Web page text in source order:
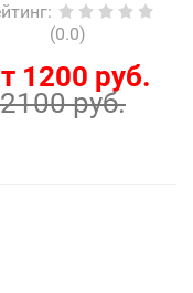
:
(0.0)
1200 руб.
2100 руб.